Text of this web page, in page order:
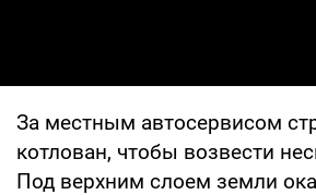
За местным автосервисом
котлован, чтобы возвести
Под верхним слоем земли